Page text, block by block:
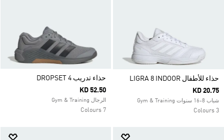
حذاء للأطفال LIGRA 8 INDOOR
KD 20.75
شباب 8-16 سنوات Gym & Training
3 Colours
حذاء تدريب DROPSET 4
KD 52.50
الرجال Gym & Training
7 Colours